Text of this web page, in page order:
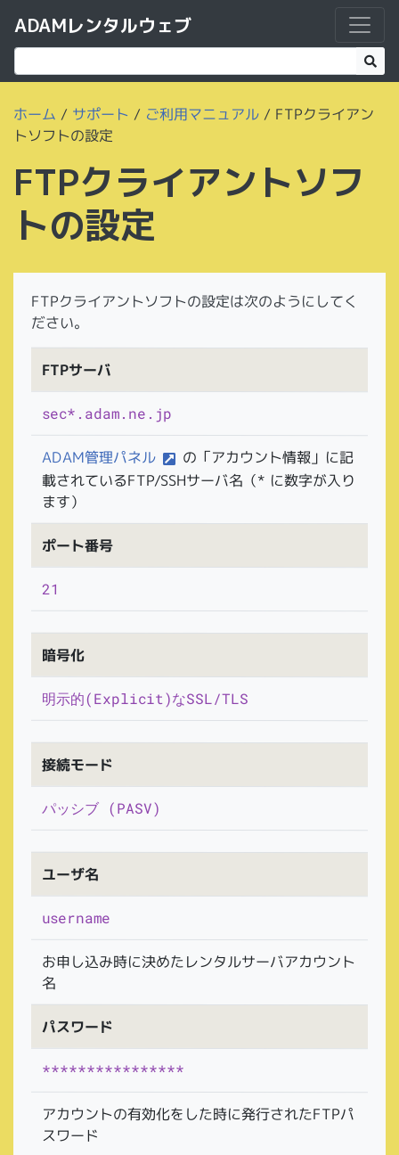
ADAMレンタルウェブ
ホーム / サポート / ご利用マニュアル / FTPクライアン
トソフトの設定
FTPクライアントソフ
トの設定
FTPクライアントソフトの設定は次のようにしてく
ださい。
FTPサーバ
sec*.adam.ne.jp
ADAM管理パネル の「アカウント情報」に記
載されているFTP/SSHサーバ名（* に数字が入り
ます）
ポート番号
21
暗号化
明示的(Explicit)なSSL/TLS
接続モード
パッシブ (PASV)
ユーザ名
username
お申し込み時に決めたレンタルサーバアカウント
名
パスワード
****************
アカウントの有効化をした時に発行されたFTPパ
スワード